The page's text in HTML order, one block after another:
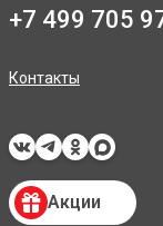
+7 499 705
Контакты
Акции